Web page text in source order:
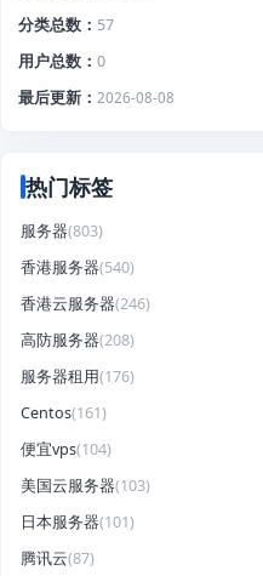
分类总数
57
用户总数
0
最后更新
2026-08-08
热门标签
服务器(803)
香港服务器(540)
香港云服务器(246)
高防服务器(208)
服务器租用(176)
Centos(161)
便宜vps(104)
美国云服务器(103)
日本服务器(101)
腾讯云(87)